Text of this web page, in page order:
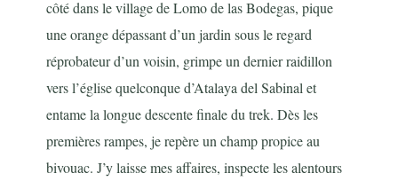
côté dans le village de Lomo de las Bodegas, pique
une orange dépassant d’un jardin sous le regard
réprobateur d’un voisin, grimpe un dernier raidillon
vers l’église quelconque d’Atalaya del Sabinal et
entame la longue descente finale du trek. Dès les
premières rampes, je repère un champ propice au
bivouac. J’y laisse mes affaires, inspecte les alentours